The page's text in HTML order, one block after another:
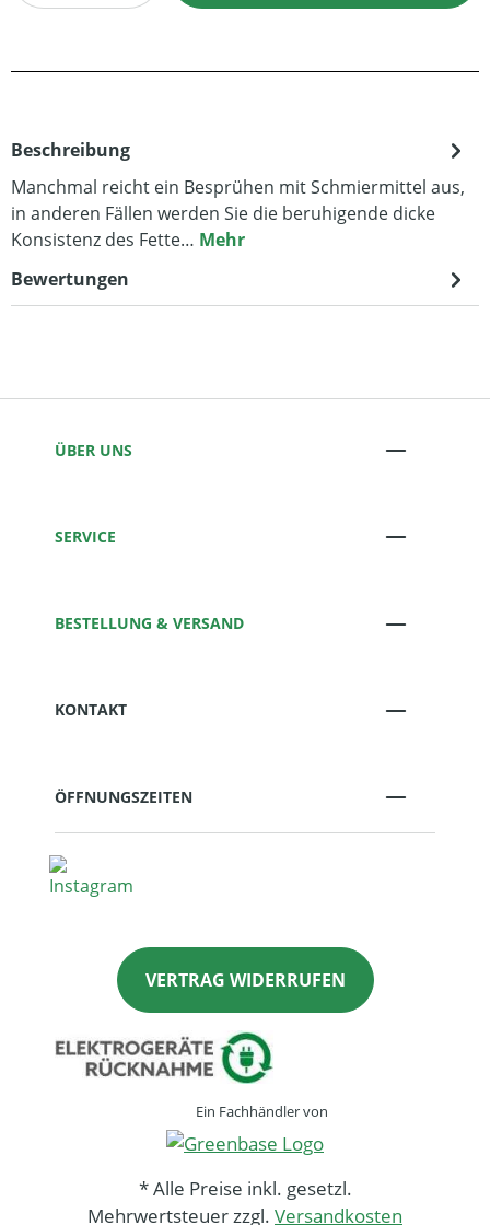
Beschreibung
Manchmal reicht ein Besprühen mit Schmiermittel aus,
in anderen Fällen werden Sie die beruhigende dicke
Konsistenz des Fette… Mehr
Bewertungen
ÜBER UNS
SERVICE
BESTELLUNG & VERSAND
KONTAKT
ÖFFNUNGSZEITEN
VERTRAG WIDERRUFEN
Ein Fachhändler von
* Alle Preise inkl. gesetzl.
Mehrwertsteuer zzgl. Versandkosten